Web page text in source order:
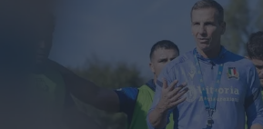
United Rugby Championship
Premiership